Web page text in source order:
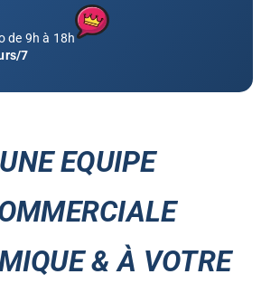
de 9h à 18h
7
UNE EQUIPE
& À VOTRE